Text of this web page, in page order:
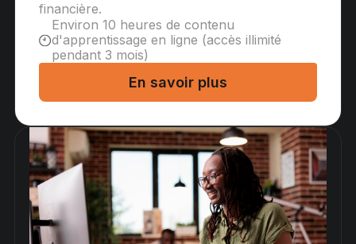
financière.
Environ 10 heures de contenu
d'apprentissage en ligne (accès illimité
pendant 3 mois)
En savoir plus